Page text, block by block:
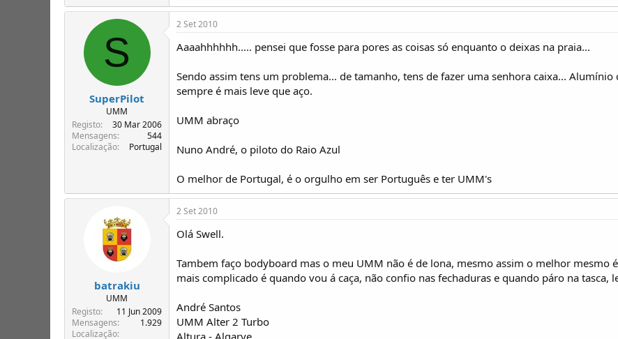
S
SuperPilot
UMM
Registo
30 Mar 2006
Mensagens
544
Localização
Portugal
2 Set 2010
Aaaahhhhhh..... pensei que fosse para pores as coisas só enquanto o deixas na praia...
Sendo assim tens um problema... de tamanho, tens de fazer uma senhora caixa...
sempre é mais leve que aço.
UMM abraço
Nuno André, o piloto do Raio Azul
O melhor de Portugal, é o orgulho em ser Português e ter UMM's
batrakiu
UMM
Registo
11 Jun 2009
Mensagens
1.929
Localização
2 Set 2010
Olá Swell.
Tambem faço bodyboard mas o meu UMM não é de lona, mesmo assim o melhor mesmo
mais complicado é quando vou á caça, não confio nas fechaduras e quando páro na tasca,
André Santos
UMM Alter 2 Turbo